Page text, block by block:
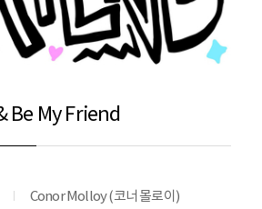
Be My Friend
Conor Molloy (코너 몰로이)